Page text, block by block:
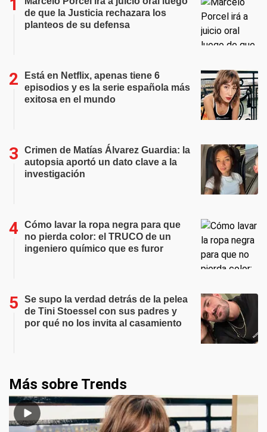
de que la Justicia rechazara los
planteos de su defensa
Está en Netflix, apenas tiene 6
episodios y es la serie española más
exitosa en el mundo
Crimen de Matías Álvarez Guardia: la
autopsia aportó un dato clave a la
investigación
Cómo lavar la ropa negra para que
no pierda color: el TRUCO de un
ingeniero químico que es furor
Se supo la verdad detrás de la pelea
de Tini Stoessel con sus padres y
por qué no los invita al casamiento
Más sobre Trends